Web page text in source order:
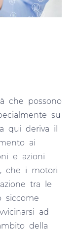
che possono
su
qui deriva il
ai
e azioni
che i motori
tra le
siccome
ad
della